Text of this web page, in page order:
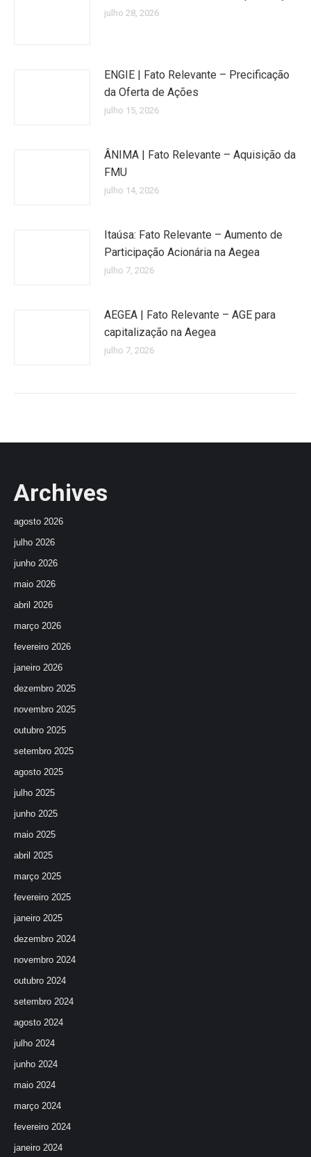
julho 28, 2026
ENGIE | Fato Relevante – Precificação
da Oferta de Ações
julho 15, 2026
ÂNIMA | Fato Relevante – Aquisição da
FMU
julho 14, 2026
Itaúsa: Fato Relevante – Aumento de
Participação Acionária na Aegea
julho 7, 2026
AEGEA | Fato Relevante – AGE para
capitalização na Aegea
julho 7, 2026
Archives
agosto 2026
julho 2026
junho 2026
maio 2026
abril 2026
março 2026
fevereiro 2026
janeiro 2026
dezembro 2025
novembro 2025
outubro 2025
setembro 2025
agosto 2025
julho 2025
junho 2025
maio 2025
abril 2025
março 2025
fevereiro 2025
janeiro 2025
dezembro 2024
novembro 2024
outubro 2024
setembro 2024
agosto 2024
julho 2024
junho 2024
maio 2024
março 2024
fevereiro 2024
janeiro 2024